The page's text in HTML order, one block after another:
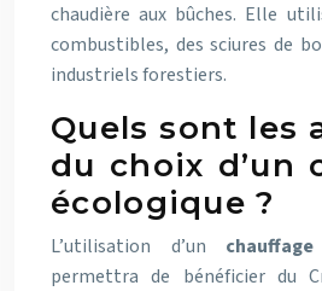
chaudière aux bûches. Elle
combustibles, des sciures de
industriels forestiers.
Quels sont les
du choix d’un
écologique ?
L’utilisation d’un
permettra de bénéficier du